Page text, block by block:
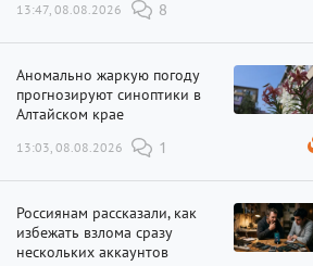
13:47, 08.08.2026 8
Аномально жаркую погоду
прогнозируют синоптики в
Алтайском крае
13:03, 08.08.2026 1
Россиянам рассказали, как
избежать взлома сразу
нескольких аккаунтов